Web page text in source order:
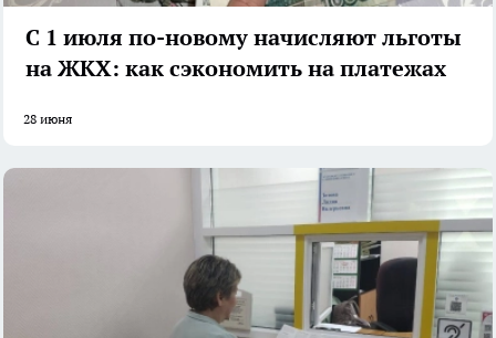
С 1 июля по-новому начисляют льготы
на ЖКХ: как сэкономить на платежах
28 июня